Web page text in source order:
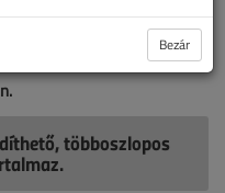
a Theben és a
össze a magyarországi
többoszlopos
Bezár